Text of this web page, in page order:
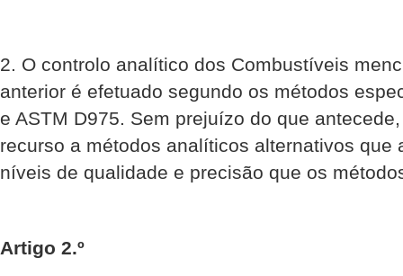
2. O controlo analítico dos Combustíveis
anterior é efetuado segundo os métodos
e ASTM D975. Sem prejuízo do que
recurso a métodos analíticos alternativos que
níveis de qualidade e precisão que os
Artigo 2.º